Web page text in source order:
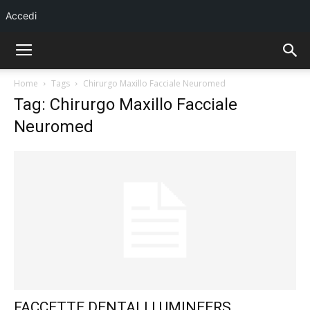
Home Tags Chirurgo Maxillo Facciale Neuromed
Tag: Chirurgo Maxillo Facciale
Neuromed
Accedi